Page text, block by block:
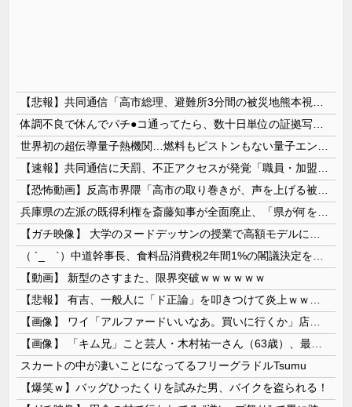
【動画】 新型のさすまた、限界突破ｗｗｗｗｗｗ
スカートの中が凄いことになってるフリーグラドルTsumu
【爆笑ｗ】バッグひったくりを試みた男、バイクを盗られる！